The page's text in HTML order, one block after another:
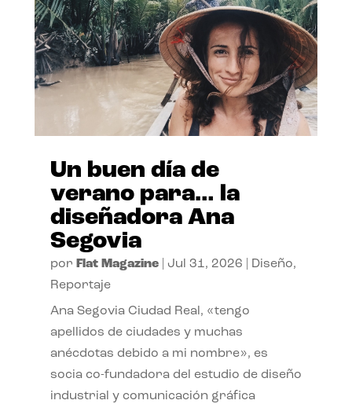
Un buen día de
verano para… la
diseñadora Ana
Segovia
por Flat Magazine| Jul 31, 2026 Diseño,
Reportaje
Ana Segovia Ciudad Real, «tengo
apellidos de ciudades y muchas
anécdotas debido a mi nombre», es
socia co-fundadora del estudio de diseño
industrial y comunicación gráfica